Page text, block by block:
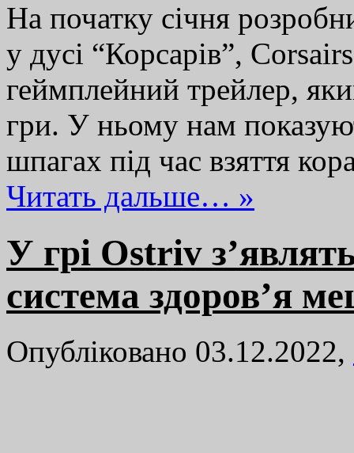
На початку січня
у дусі “Корсарів”,
геймплейний трейлер,
гри. У ньому нам
шпагах під час взяття
Читать дальше… »
У грі Ostriv
система здоров’я
Опубліковано 03.12.2022,